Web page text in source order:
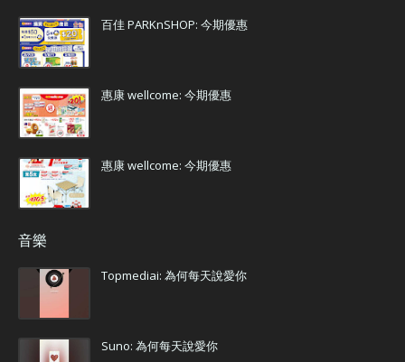
百佳 PARKnSHOP: 今期優惠
惠康 wellcome: 今期優惠
惠康 wellcome: 今期優惠
音樂
Topmediai: 為何每天說愛你
Suno: 為何每天說愛你